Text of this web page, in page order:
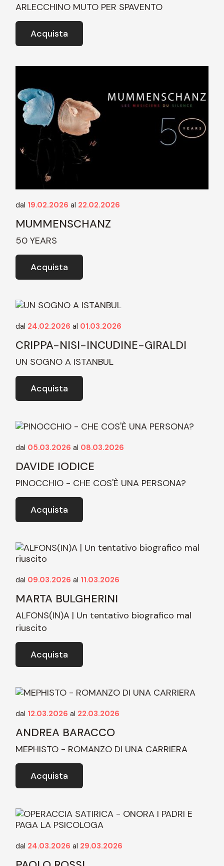
ARLECCHINO MUTO PER SPAVENTO
Acquista
dal 19.02.2026 al 22.02.2026
MUMMENSCHANZ
50 YEARS
Acquista
dal 24.02.2026 al 01.03.2026
CRIPPA-NISI-INCUDINE-GIRALDI
UN SOGNO A ISTANBUL
Acquista
dal 05.03.2026 al 08.03.2026
DAVIDE IODICE
PINOCCHIO - CHE COS'È UNA PERSONA?
Acquista
dal 09.03.2026 al 11.03.2026
MARTA BULGHERINI
ALFONS(IN)A | Un tentativo biografico mal
riuscito
Acquista
dal 12.03.2026 al 22.03.2026
ANDREA BARACCO
MEPHISTO - ROMANZO DI UNA CARRIERA
Acquista
dal 24.03.2026 al 29.03.2026